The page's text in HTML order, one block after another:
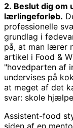
2. Beslut dig om
lærlingeforløb.
professionelle
grundlag i
på, at man lærer
artikel i Food &
"hovedparten af
undervises på
at meget af det
svar: skole
Assistent-food
siden af en